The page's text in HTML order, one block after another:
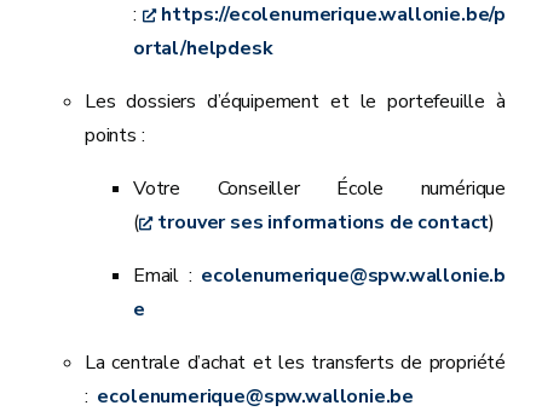
:
https://ecolenumerique.wallonie.be/p
ortal/helpdesk
Les dossiers d’équipement et le portefeuille à
points :
Votre Conseiller École numérique
(
trouver ses informations de contact)
Email : ecolenumerique@spw.wallonie.b
e
La centrale d’achat et les transferts de propriété
: ecolenumerique@spw.wallonie.be